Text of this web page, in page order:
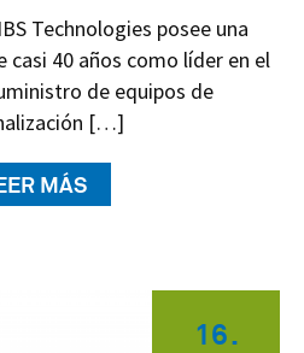
Technologies posee una
casi 40 años como líder en el
de equipos de
[…]
MÁS
16.